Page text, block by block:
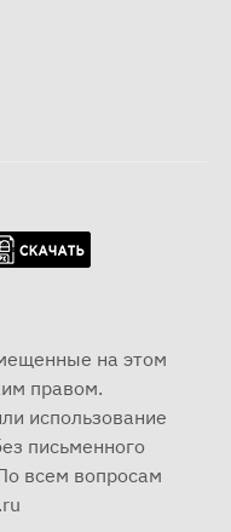
на этом
правом.
использование
письменного
всем вопросам